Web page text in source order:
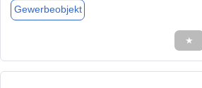
Gewerbeobjekt
★